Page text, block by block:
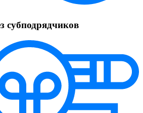
субподрядчиков